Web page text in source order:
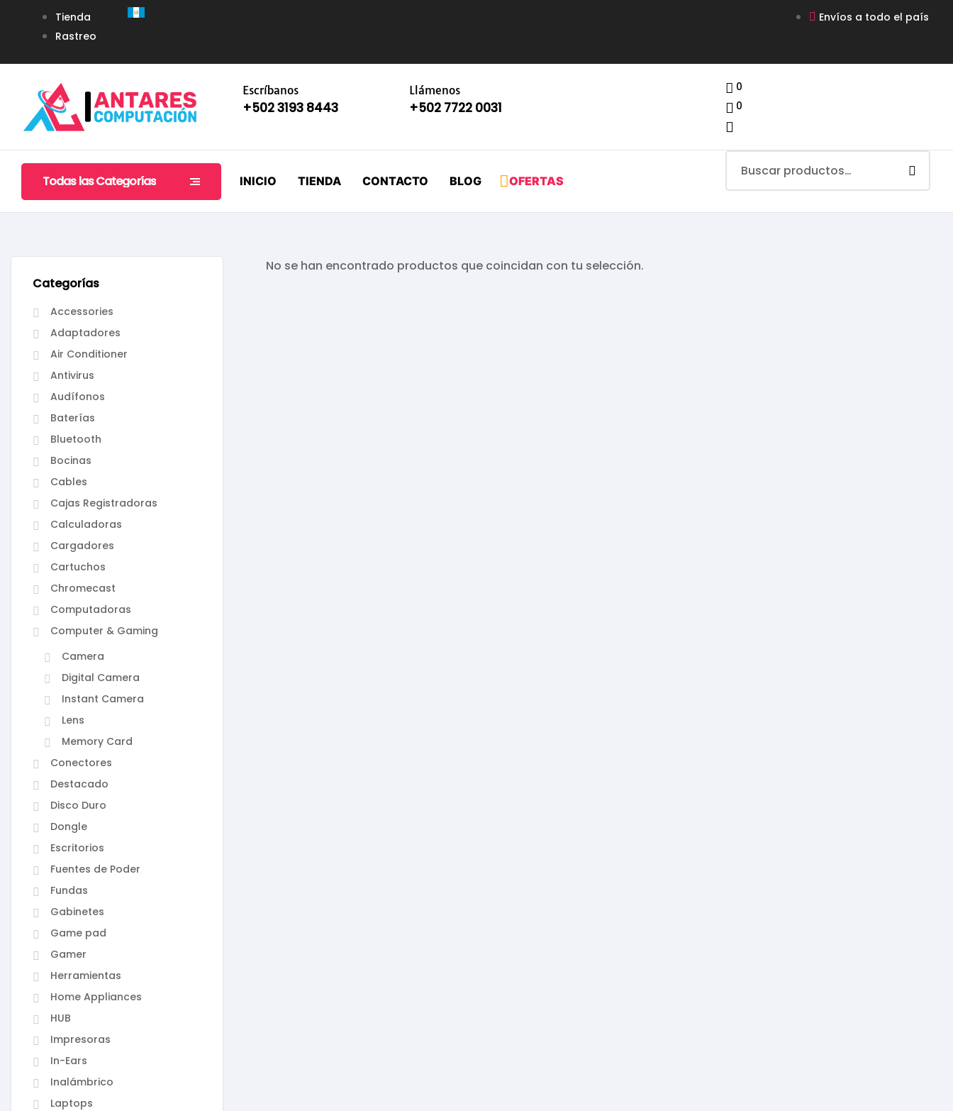
Tienda
Rastreo
Envíos a todo el país
Escríbanos
+502 3193 8443
Llámenos
+502 7722 0031 0
0
Todas las Categorías INICIO TIENDA CONTACTO BLOG OFERTAS
No se han encontrado productos que coincidan con tu selección.
Categorías
Accessories
Adaptadores
Air Conditioner
Antivirus
Audífonos
Baterías
Bluetooth
Bocinas
Cables
Cajas Registradoras
Calculadoras
Cargadores
Cartuchos
Chromecast
Computadoras
Computer & Gaming
Camera
Digital Camera
Instant Camera
Lens
Memory Card
Conectores
Destacado
Disco Duro
Dongle
Escritorios
Fuentes de Poder
Fundas
Gabinetes
Game pad
Gamer
Herramientas
Home Appliances
HUB
Impresoras
In-Ears
Inalámbrico
Laptops